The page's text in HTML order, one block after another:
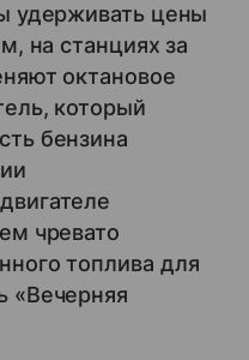
удерживать цены
на станциях за
октановое
который
бензина
чревато
топлива для
«Вечерняя